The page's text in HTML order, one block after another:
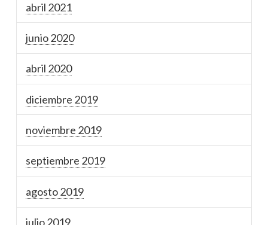
abril 2021
junio 2020
abril 2020
diciembre 2019
noviembre 2019
septiembre 2019
agosto 2019
julio 2019